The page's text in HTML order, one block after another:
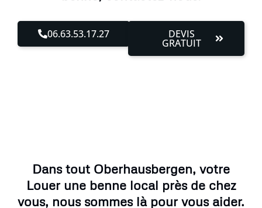
06.63.53.17.27 DEVIS
GRATUIT
Dans tout Oberhausbergen, votre
Louer une benne local près de chez
vous, nous sommes là pour vous aider.